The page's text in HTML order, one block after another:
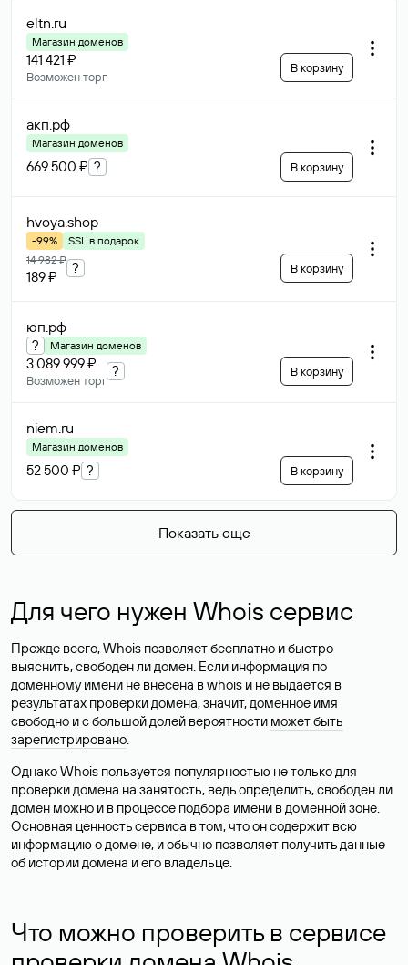
eltn.ru
Магазин доменов
141 421 ₽
Возможен торг
В корзину
акп.рф
Магазин доменов
669 500 ₽ ? В корзину
hvoya.shop
-99%
SSL в подарок
14 982 ₽
189 ₽
? В корзину
юп.рф
? Магазин доменов
3 089 999 ₽
Возможен торг
? В корзину
niem.ru
Магазин доменов
52 500 ₽ ? В корзину
Показать еще
Для чего нужен Whois сервис
Прежде всего, Whois позволяет бесплатно и быстро
выяснить, свободен ли домен. Если информация по
доменному имени не внесена в whois и не выдается в
результатах проверки домена, значит, доменное имя
свободно и с большой долей вероятности может быть
зарегистрировано.
Однако Whois пользуется популярностью не только для
проверки домена на занятость, ведь определить, свободен ли
домен можно и в процессе подбора имени в доменной зоне.
Основная ценность сервиса в том, что он содержит всю
информацию о домене, и обычно позволяет получить данные
об истории домена и его владельце.
Что можно проверить в сервисе